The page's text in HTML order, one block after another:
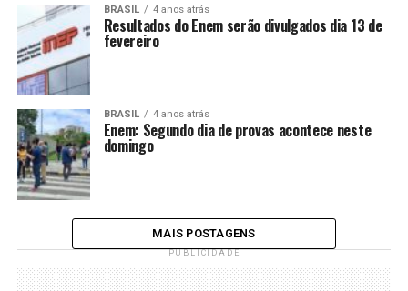
BRASIL 4 anos atrás
Resultados do Enem serão divulgados dia 13 de
fevereiro
BRASIL 4 anos atrás
Enem: Segundo dia de provas acontece neste
domingo
MAIS POSTAGENS
PUBLICIDADE